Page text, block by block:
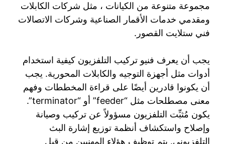
مجموعة متنوعة من الكيانات ، مثل شركات الكابلات
ومقدمي خدمات الأقمار الصناعية وشركات الاتصالات
فني ستلايت القصور.
يجب أن يعرف فنيو تركيب التلفزيون كيفية استخدام
أدوات مثل أجهزة التوجيه والكابلات المحورية. يجب
أن يكونوا قادرين أيضًا على قراءة المخططات وفهم
معنى مصطلحات مثل “feeder” أو “terminator”.
يكون مُثبِّت التلفزيون مسؤولاً عن تركيب وصيانة
وإصلاح واستكشاف أنظمة توزيع إشارة البث
التلفزيوني. يتم توظيف هؤلاء المهنيين من قبل